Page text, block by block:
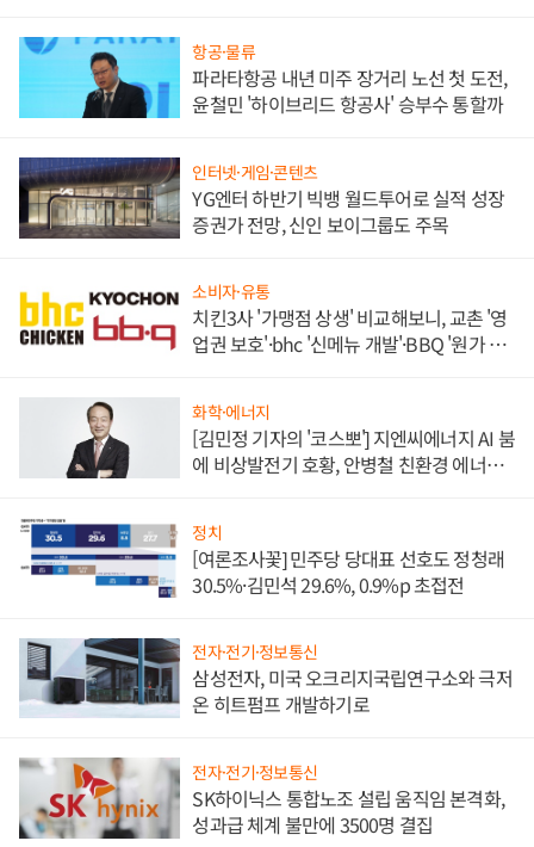
항공·물류
파라타항공 내년 미주 장거리 노선 첫 도전,
윤철민 '하이브리드 항공사' 승부수 통할까
인터넷·게임·콘텐츠
YG엔터 하반기 빅뱅 월드투어로 실적 성장
증권가 전망, 신인 보이그룹도 주목
소비자·유통
치킨3사 '가맹점 상생' 비교해보니, 교촌 '영
업권 보호'·bhc '신메뉴 개발'·BBQ '원가 부
화학·에너지
[김민정 기자의 '코스뽀'] 지엔씨에너지 AI 붐
에 비상발전기 호황, 안병철 친환경 에너지
정치
[여론조사꽃] 민주당 당대표 선호도 정청래
30.5%·김민석 29.6%, 0.9%p 초접전
전자·전기·정보통신
삼성전자, 미국 오크리지국립연구소와 극저
온 히트펌프 개발하기로
전자·전기·정보통신
SK하이닉스 통합노조 설립 움직임 본격화,
성과급 체계 불만에 3500명 결집